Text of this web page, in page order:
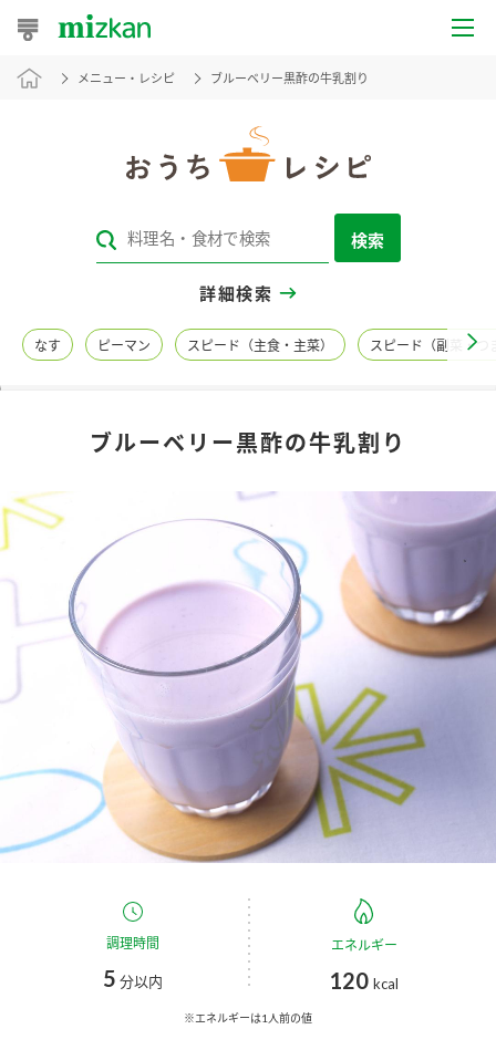
おうちレシピ
レシピカテゴリ一覧
レシピ名特集
商品情報
商品カテゴリ
調味酢
お酢ドリンク
みりん風・料理酒 鍋用調味料
スープ 中華
新商品一覧
キャンペーン情報
ブランド・スペシャルサイト
ブランド・スペシャルサイト トップ
商品ブランドサイト
Fibee（ファイビー）
くらしプラ酢
お酢ドリンク
企業情報
国内事業概要
企業理念
ミツカンの歴史
ミツカンを知る
環境への取り組み
メニュー・レシピ ブルーベリー黒酢の牛乳割り
検索
詳細検索
なす ピーマン スピード（主食・主菜） スピード（副菜・つ
ブルーベリー黒酢の牛乳割り
調理時間
5 分以内
エネルギー
120 kcal
※エネルギーは1人前の値